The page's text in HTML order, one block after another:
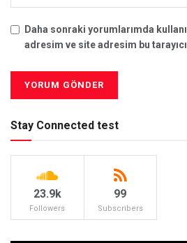
Daha sonraki yorumlarımda
adresim ve site adresim bu
Stay Connected test
23.9k
Followers
99
Subscribers